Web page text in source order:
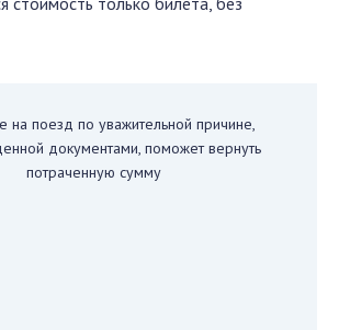
на поезд по уважительной причине,
документами, поможет вернуть
потраченную сумму